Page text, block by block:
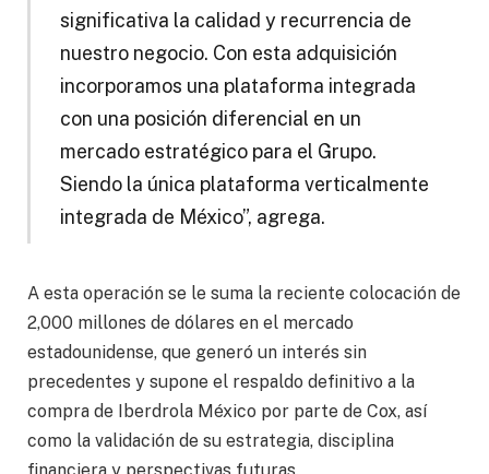
significativa la calidad y recurrencia de
nuestro negocio. Con esta adquisición
incorporamos una plataforma integrada
con una posición diferencial en un
mercado estratégico para el Grupo.
Siendo la única plataforma verticalmente
integrada de México”, agrega.
A esta operación se le suma la reciente colocación de
2,000 millones de dólares en el mercado
estadounidense, que generó un interés sin
precedentes y supone el respaldo definitivo a la
compra de Iberdrola México por parte de Cox, así
como la validación de su estrategia, disciplina